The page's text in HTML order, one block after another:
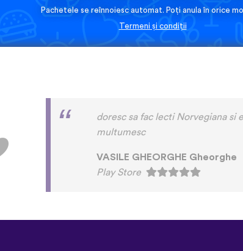
Pachetele se reînnoiesc automat. Poți anula în orice
Termeni și condiții
I love this app! I am learning
on language apps but I’m blown
language has a lot of care given
instead of a stupid AI voice or